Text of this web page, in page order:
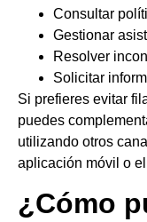
Consultar
Gestionar
Resolver
Solicitar
Si prefieres evitar
puedes
utilizando otros
aplicación móvil o
¿Cómo